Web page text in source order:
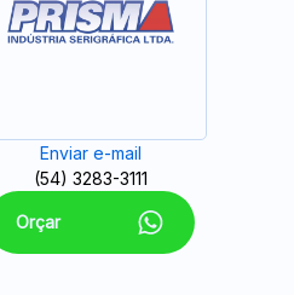
Enviar e-mail
(54) 3283-3111
Orçar